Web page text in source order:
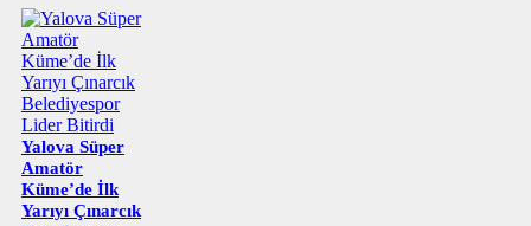
Yalova Süper
Amatör
Küme’de İlk
Yarıyı Çınarcık